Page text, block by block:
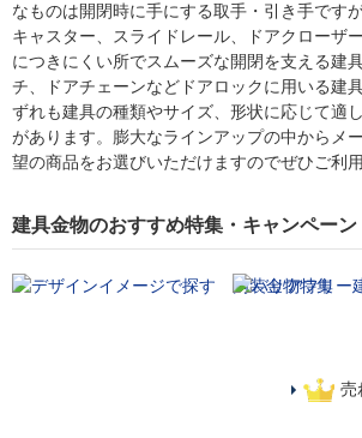
なものは開閉時に手にする取手・引き手です
キャスター、スライドレール、ドアクローザ
につきにくい所でスムーズな開閉を支える建
チ、ドアチェーンなどドアロックに用いる建
ずれも建具の種類やサイズ、形状に応じて適
があります。膨大なラインアップの中からメ
望の商品をお選びいただけますのでぜひご利用
建具金物のおすすめ特集・キャンペーン
売